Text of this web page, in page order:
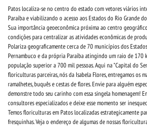
Patos localiza-se no centro do estado com vetores viários
Paraíba e viabilizando o acesso aos Estados do Rio Grande
Sua importância geoeconômica próxima ao centro
condições para centralizar as atividades econômicas de
Polariza geograficamente cerca de 70 municípios dos
Pernambuco e da própria Paraíba atingindo um raio de 170
população superior a 700 mil pessoas. Aqui na "Capital do
floriculturas parceiras, nós da Isabela Flores, entregamos os
ramalhetes, buquês e cestas de flores. Envie para alguém
demonstre todo seu carinho com essa singela homenagem!
consultores especializados e deixe esse momento ser
Temos floriculturas em Patos localizadas estrategicamente
fresquinhas. Veja o endereço de algumas de nossas